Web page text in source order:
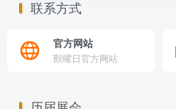
联系方式
官方网站
獸曜日官方网站